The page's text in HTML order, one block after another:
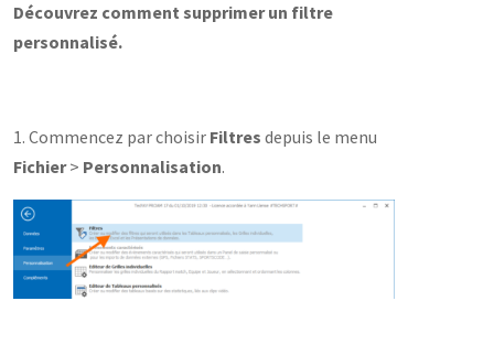
Découvrez comment supprimer un filtre
personnalisé.
1. Commencez par choisir Filtres depuis le menu
Fichier> Personnalisation.